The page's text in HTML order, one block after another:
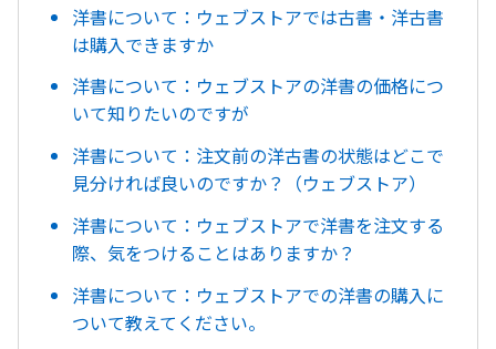
洋書について：ウェブストアでは古書・洋古書
は購入できますか
洋書について：ウェブストアの洋書の価格につ
いて知りたいのですが
洋書について：注文前の洋古書の状態はどこで
見分ければ良いのですか？（ウェブストア）
洋書について：ウェブストアで洋書を注文する
際、気をつけることはありますか？
洋書について：ウェブストアでの洋書の購入に
ついて教えてください。